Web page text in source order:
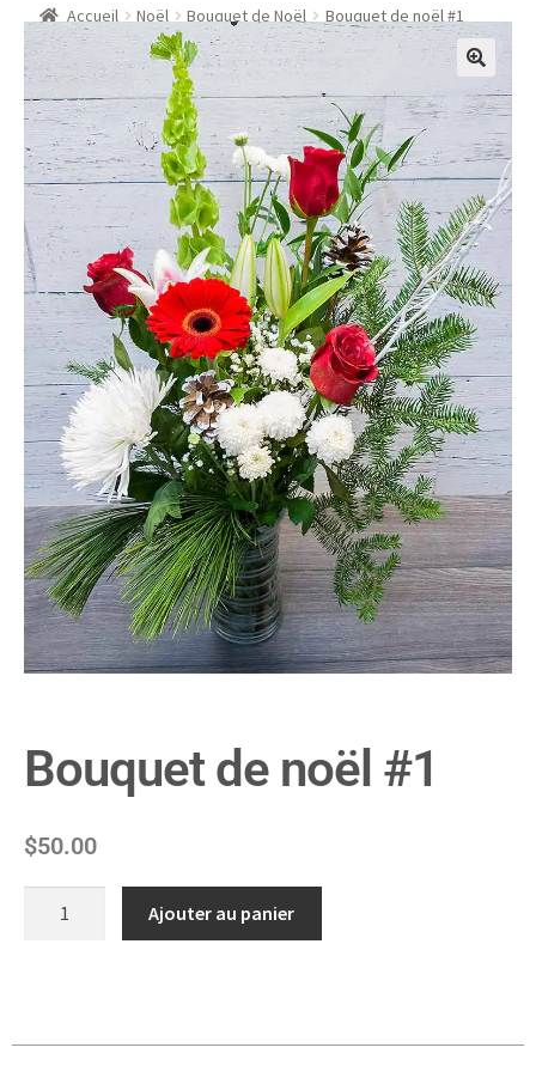
Accueil Noël Bouquet de Noël Bouquet de noël #1
🔍
Bouquet de noël #1
$50.00
Ajouter au panier